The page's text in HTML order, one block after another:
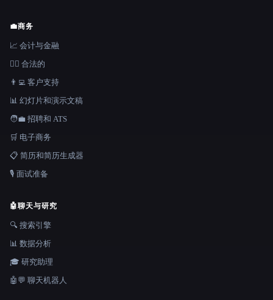
💼商务
📈 会计与金融
👩‍⚖️ 合法的
👨‍💻 客户支持
📊 幻灯片和演示文稿
🧑‍💼 招聘和 ATS
🛒 电子商务
📋 简历和简历生成器
🎙️ 面试准备
🤖聊天与研究
🔍 搜索引擎
📊 数据分析
🎓 研究助理
🤖💬 聊天机器人